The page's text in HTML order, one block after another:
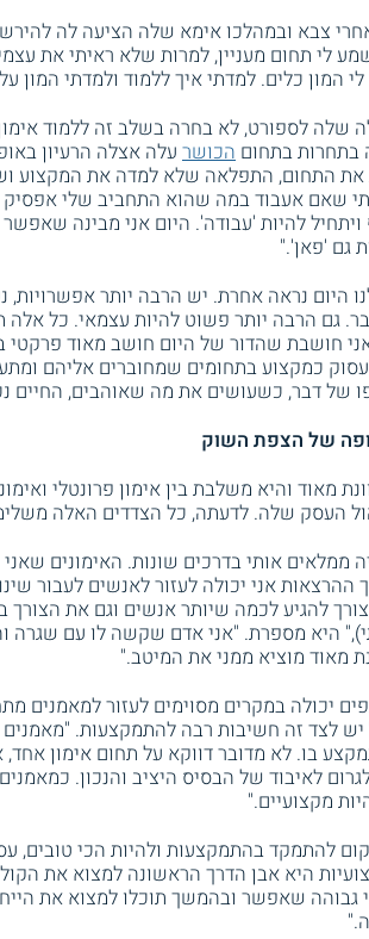
צבא ובמהלכו אימא שלה הציעה לה
לי תחום מעניין, למרות שלא ראיתי את
המון כלים. למדתי איך ללמוד ולמדתי המון
שלה לספורט, לא בחרה בשלב זה ללמוד
בתחום הכושר עלה אצלה הרעיון
התחום, התפלאה שלא למדה את המקצוע
שאם אעבוד במה שהוא התחביב שלי
להיות 'עבודה'. היום אני מבינה
גם 'פאן'."
היום נראה אחרת. יש הרבה יותר אפשרויות,
גם הרבה יותר פשוט להיות עצמאי. כל
חושבת שהדור של היום חושב מאוד
כמקצוע בתחומים שמחוברים אליהם
של דבר, כשעושים את מה שאוהבים, החיים
של הצפת השוק
מאוד והיא משלבת בין אימון פרונטלי
העסק שלה. לדעתה, כל הצדדים האלה
ממלאים אותי בדרכים שונות. האימונים
אני יכולה לעזור לאנשים לעבור
להגיע לכמה שיותר אנשים וגם את הצורך
היא מספרת. "אני אדם שקשה לו עם שגרה
מאוד מוציא ממני את המיטב."
יכולה במקרים מסוימים לעזור למאמנים
לצד זה חשיבות רבה להתמקצעות.
בו. לא מדובר דווקא על תחום אימון
לאיבוד של הבסיס היציב והנכון.
מקצועיים."
להתמקד בהתמקצעות ולהיות הכי טובים,
היא אבן הדרך הראשונה למצוא את
שאפשר ובהמשך תוכלו למצוא את